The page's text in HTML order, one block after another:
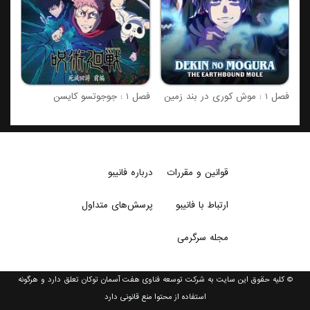
فصل 1 : موش کوری در بند زمین فصل 1 : جوجوتسو کایسن
قوانین و مقررات درباره فانیبو
ارتباط با فانیبو پرسش‌های متداول
مجله سرگرمی
© کلیه حقوق این سایت به شرکت توسعه فناوی هفت آسمان توکان تعلق دارد و هرگونه
استفاده از محتوا منع قانونی دارد